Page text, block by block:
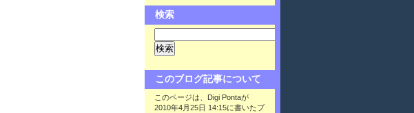
検索
このブログ記事について
このページは、Digi Pontaが
2010年4月25日 14:15に書いたブ